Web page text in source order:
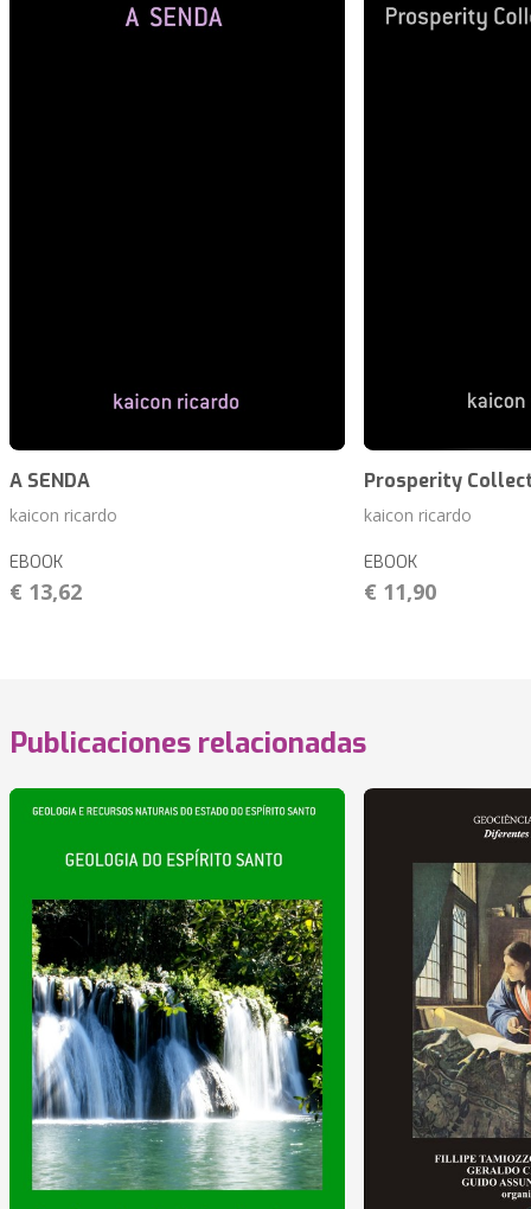
A SENDA
kaicon ricardo
EBOOK
€ 13,62
Prosperity
kaicon ricardo
EBOOK
€ 11,90
Publicaciones relacionadas